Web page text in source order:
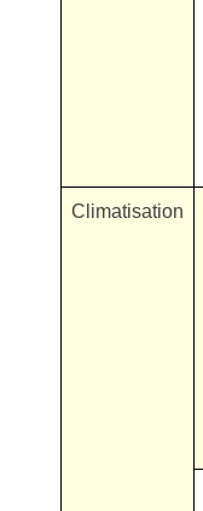
Climatisation